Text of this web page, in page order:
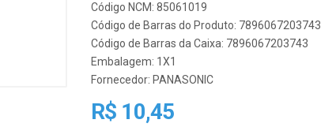
Código NCM: 85061019
Código de Barras do Produto: 7896067203743
Código de Barras da Caixa: 7896067203743
Embalagem: 1X1
Fornecedor: PANASONIC
R$ 10,45